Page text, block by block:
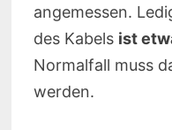
angemessen.
des Kabels ist
Normalfall muss
werden.